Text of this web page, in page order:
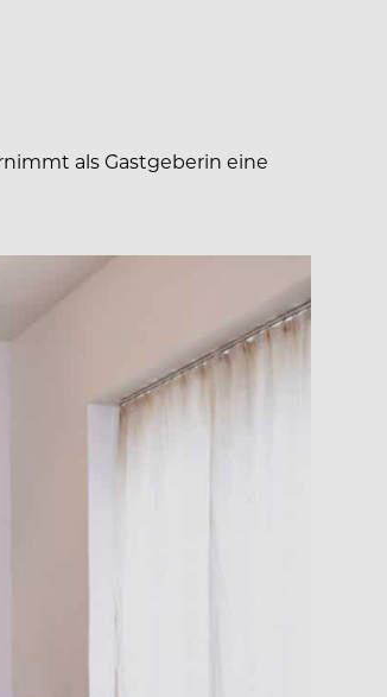
als Gastgeberin eine